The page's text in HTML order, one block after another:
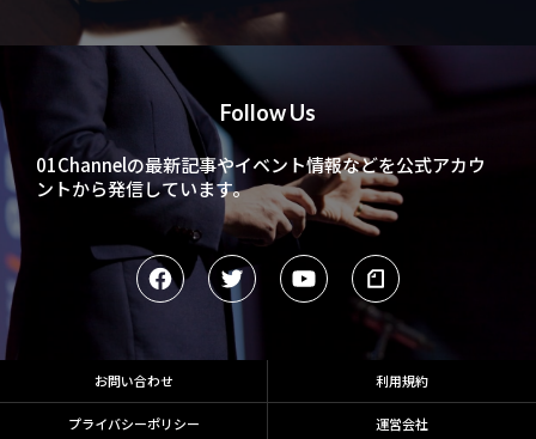
Follow Us
01Channelの最新記事やイベント情報などを公式アカウ
ントから発信しています。
お問い合わせ 利用規約
プライバシーポリシー 運営会社